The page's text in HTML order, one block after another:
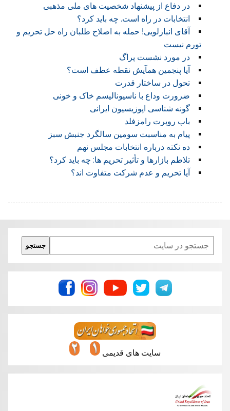
در دفاع از پیشنهاد شخصیت های ملی مذهبی
انتخابات در راه است. چه باید کرد؟
آقای انبارلویی! حمله به اصلاح طلبان راه حل تحریم و
تورم نیست
در مورد نشست پراگ
آیا پنجمین همآیش نقطه عطف است؟
تحول در ساختار قدرت
ضرورت وداع با ناسیونالیسم خاک و خونی
گونه شناسی اپوزیسیون ایرانی
باب روپرت رامزفلد
پیام به مناسبت سومین سالگرد جنبش سبز
ده نکته درباره انتخابات مجلس نهم
تلاطم بازارها و تأثیر تحریم ها: چه باید کرد؟
آیا تحریم و عدم شرکت متفاوت اند؟
Search
جستجو
سایت های قدیمی